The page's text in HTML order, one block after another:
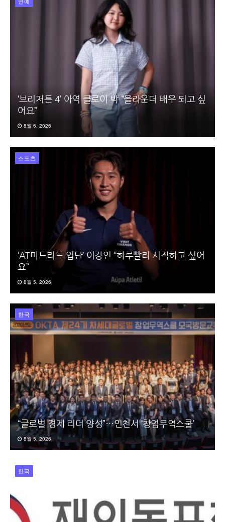
‘브리저튼 4’ 아역 클로이 박 “올라운더 배우 되고 싶
어요”
8월 6, 2026
스포츠
‘AT마드리드 입단’ 이강인 “하루빨리 시작하고 싶어
요”
8월 5, 2026
한국
“글로벌 경제 리더 양성”…인천서 ‘창업무역스쿨’
8월 5, 2026
한국